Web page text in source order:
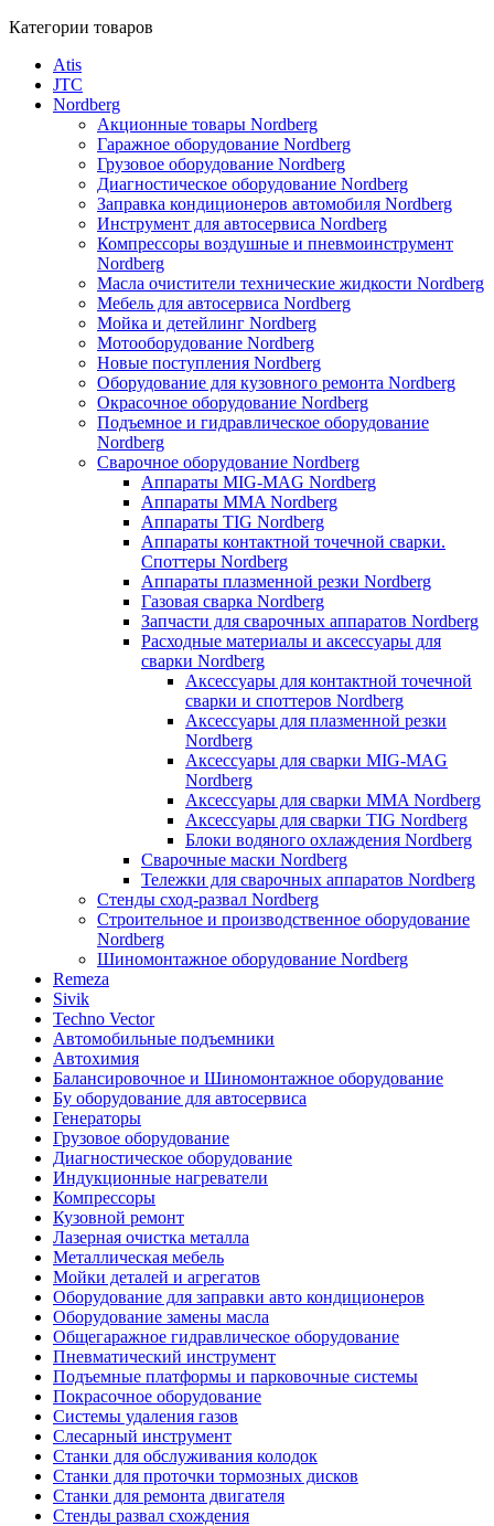
Категории товаров
Atis
JTC
Nordberg
Акционные товары Nordberg
Гаражное оборудование Nordberg
Грузовое оборудование Nordberg
Диагностическое оборудование Nordberg
Заправка кондиционеров автомобиля Nordberg
Инструмент для автосервиса Nordberg
Компрессоры воздушные и пневмоинструмент
Nordberg
Масла очистители технические жидкости Nordberg
Мебель для автосервиса Nordberg
Мойка и детейлинг Nordberg
Мотооборудование Nordberg
Новые поступления Nordberg
Оборудование для кузовного ремонта Nordberg
Окрасочное оборудование Nordberg
Подъемное и гидравлическое оборудование
Nordberg
Сварочное оборудование Nordberg
Аппараты MIG-MAG Nordberg
Аппараты MMA Nordberg
Аппараты TIG Nordberg
Аппараты контактной точечной сварки.
Споттеры Nordberg
Аппараты плазменной резки Nordberg
Газовая сварка Nordberg
Запчасти для сварочных аппаратов Nordberg
Расходные материалы и аксессуары для
сварки Nordberg
Аксессуары для контактной точечной
сварки и споттеров Nordberg
Аксессуары для плазменной резки
Nordberg
Аксессуары для сварки MIG-MAG
Nordberg
Аксессуары для сварки MMA Nordberg
Аксессуары для сварки TIG Nordberg
Блоки водяного охлаждения Nordberg
Сварочные маски Nordberg
Тележки для сварочных аппаратов Nordberg
Стенды сход-развал Nordberg
Строительное и производственное оборудование
Nordberg
Шиномонтажное оборудование Nordberg
Remeza
Sivik
Techno Vector
Автомобильные подъемники
Автохимия
Балансировочное и Шиномонтажное оборудование
Бу оборудование для автосервиса
Генераторы
Грузовое оборудование
Диагностическое оборудование
Индукционные нагреватели
Компрессоры
Кузовной ремонт
Лазерная очистка металла
Металлическая мебель
Мойки деталей и агрегатов
Оборудование для заправки авто кондиционеров
Оборудование замены масла
Общегаражное гидравлическое оборудование
Пневматический инструмент
Подъемные платформы и парковочные системы
Покрасочное оборудование
Системы удаления газов
Слесарный инструмент
Станки для обслуживания колодок
Станки для проточки тормозных дисков
Станки для ремонта двигателя
Стенды развал схождения